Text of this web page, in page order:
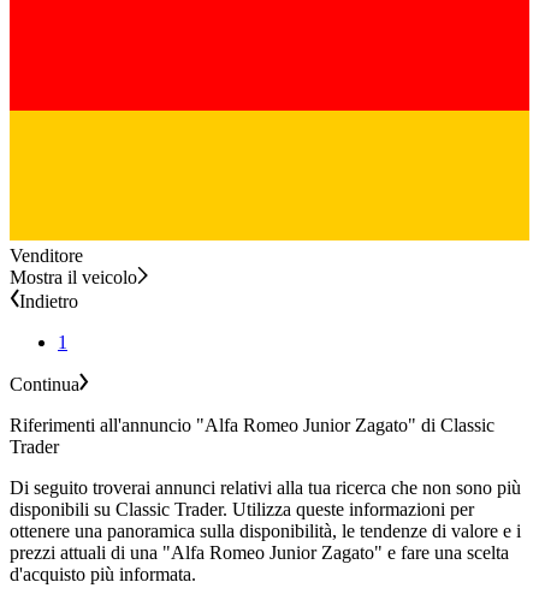
Venditore
Mostra il veicolo
Indietro
1
Continua
Riferimenti all'annuncio "Alfa Romeo Junior Zagato" di Classic
Trader
Di seguito troverai annunci relativi alla tua ricerca che non sono più
disponibili su Classic Trader. Utilizza queste informazioni per
ottenere una panoramica sulla disponibilità, le tendenze di valore e i
prezzi attuali di una "Alfa Romeo Junior Zagato" e fare una scelta
d'acquisto più informata.